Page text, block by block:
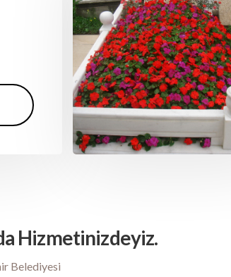
Hizmetinizdeyiz.
Belediyesi